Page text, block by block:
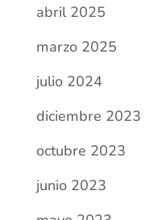
abril 2025
marzo 2025
julio 2024
diciembre 2023
octubre 2023
junio 2023